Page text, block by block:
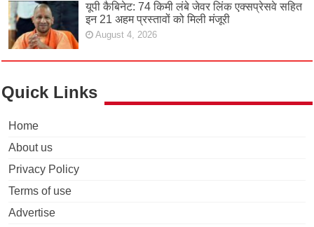
यूपी कैबिनेट: 74 किमी लंबे जेवर लिंक एक्सप्रेसवे सहित
इन 21 अहम प्रस्तावों को मिली मंजूरी
August 4, 2026
Quick Links
Home
About us
Privacy Policy
Terms of use
Advertise